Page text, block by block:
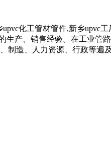
化工管材管件,新乡upvc
生产、销售经验。在工业
制造、人力资源、行政等遍